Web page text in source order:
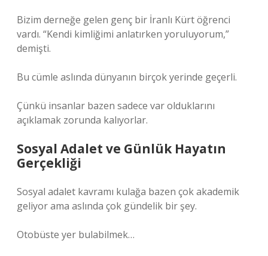
Bizim derneğe gelen genç bir İranlı Kürt öğrenci
vardı. “Kendi kimliğimi anlatırken yoruluyorum,”
demişti.
Bu cümle aslında dünyanın birçok yerinde geçerli.
Çünkü insanlar bazen sadece var olduklarını
açıklamak zorunda kalıyorlar.
Sosyal Adalet ve Günlük Hayatın
Gerçekliği
Sosyal adalet kavramı kulağa bazen çok akademik
geliyor ama aslında çok gündelik bir şey.
Otobüste yer bulabilmek…